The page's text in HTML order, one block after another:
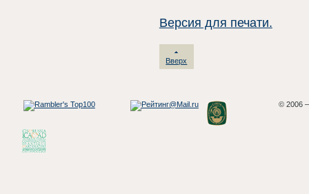
Версия для печати.
Вверх
© 2006